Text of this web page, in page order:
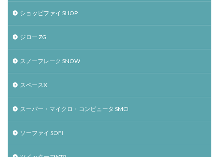
ショッピファイ SHOP
ジロー ZG
スノーフレーク SNOW
スペースX
スーパー・マイクロ・コンピュータ SMCI
ソーファイ SOFI